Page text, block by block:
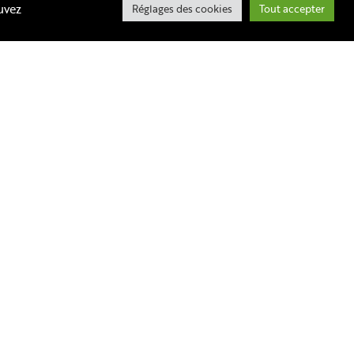
Réglages des cookies Tout accepter